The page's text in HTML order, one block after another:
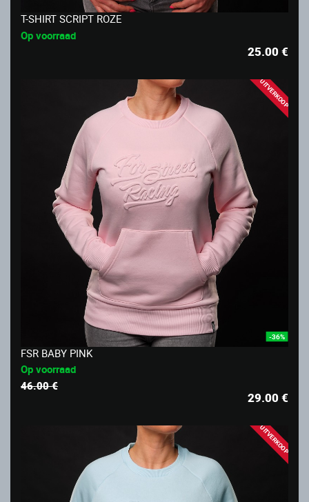
T-SHIRT SCRIPT ROZE
Op voorraad
25.00€
UITVERKOOP
-36%
FSR BABY PINK
Op voorraad
46.00 €
29.00€
UITVERKOOP